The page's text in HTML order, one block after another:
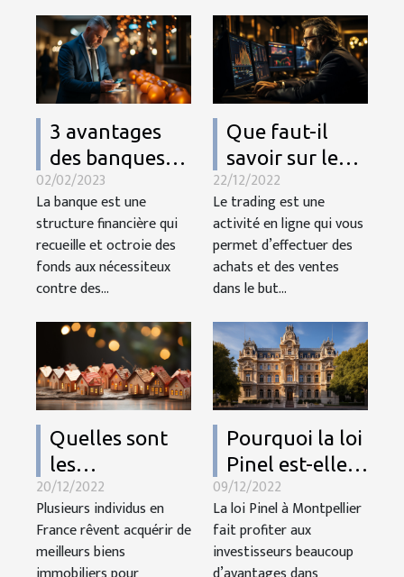
3 avantages
des banques
en ligne à
connaître
absolument
02/02/2023
La banque est une
structure financière qui
recueille et octroie des
fonds aux nécessiteux
contre des...
Que faut-il
savoir sur le
trading ?
22/12/2022
Le trading est une
activité en ligne qui vous
permet d’effectuer des
achats et des ventes
dans le but...
Quelles sont
les
alternatives
pour la
location
accession ?
20/12/2022
Plusieurs individus en
France rêvent acquérir de
meilleurs biens
Pourquoi la loi
Pinel est-elle
avantageuse à
Montpellier ?
09/12/2022
La loi Pinel à Montpellier
fait profiter aux
investisseurs beaucoup